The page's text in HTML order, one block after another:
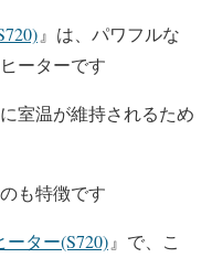
』は、パワフルな
ーターです
室温が維持されるため
も特徴です
ター(S720) 』 で、こ